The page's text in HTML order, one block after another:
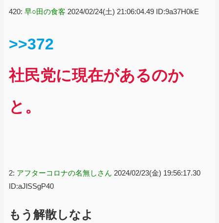
420: 早○田の食客 2024/02/24(土) 21:06:04.49 ID:9a37H0kE
>>372
社民党に現在があるのか
と。
2: アフターコロナの名無しさん 2024/02/23(金) 19:56:17.30
ID:aJlSSgP40
もう解散しなよ